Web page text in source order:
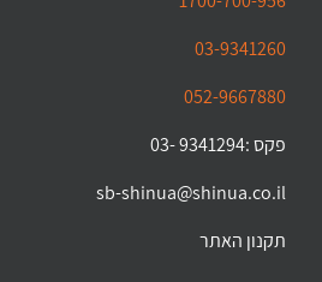
03-9341260
052-9667880
פקס :9341294 -03
sb-shinua@shinua.co.il
תקנון האתר